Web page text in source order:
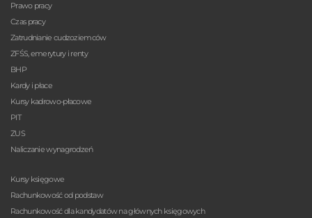
Prawo pracy
Czas pracy
Zatrudnianie cudzoziemców
ZFŚS, emerytury i renty
BHP
Kardy i płace
Kursy kadrowo-płacowe
PIT
ZUS
Naliczanie wynagrodzeń
Kursy księgowe
Rachunkowość od podstaw
Rachunkowość dla kandydatów na głównych księgowych